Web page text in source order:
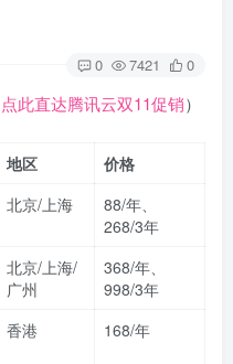
0 7421 0
点此直达腾讯云双11促销）
地区
价格
北京/上海
88/年、
268/3年
北京/上海/
广州
368/年、
998/3年
香港 168/年